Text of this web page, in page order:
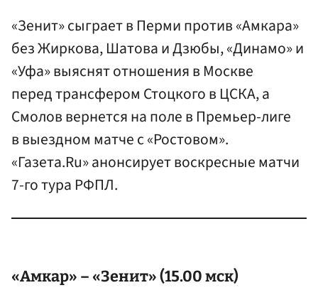
«Зенит» сыграет в Перми против «Амкара»
без Жиркова, Шатова и Дзюбы, «Динамо» и
«Уфа» выяснят отношения в Москве
перед трансфером Стоцкого в ЦСКА, а
Смолов вернется на поле в Премьер-лиге
в выездном матче с «Ростовом».
«Газета.Ru» анонсирует воскресные матчи
7-го тура РФПЛ.
«Амкар» – «Зенит» (15.00 мск)